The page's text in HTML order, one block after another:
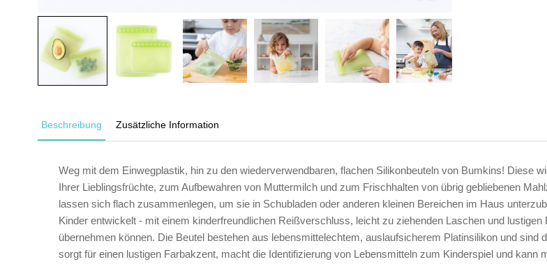
Beschreibung Zusätzliche Information
Weg mit dem Einwegplastik, hin zu den wiederverwendbaren, flachen Silikonbeuteln von Bumkins! Diese
Ihrer Lieblingsfrüchte, zum Aufbewahren von Muttermilch und zum Frischhalten von übrig gebliebenen
lassen sich flach zusammenlegen, um sie in Schubladen oder anderen kleinen Bereichen im Haus
Kinder entwickelt - mit einem kinderfreundlichen Reißverschluss, leicht zu ziehenden Laschen und
übernehmen können. Die Beutel bestehen aus lebensmittelechtem, auslaufsicherem Platinsilikon und
sorgt für einen lustigen Farbakzent, macht die Identifizierung von Lebensmitteln zum Kinderspiel und